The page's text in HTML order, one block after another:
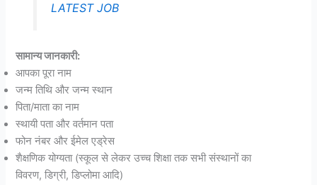
LATEST JOB
सामान्य जानकारी:
आपका पूरा नाम
जन्म तिथि और जन्म स्थान
पिता/माता का नाम
स्थायी पता और वर्तमान पता
फोन नंबर और ईमेल एड्रेस
शैक्षणिक योग्यता (स्कूल से लेकर उच्च शिक्षा तक सभी संस्थानों का
विवरण, डिग्री, डिप्लोमा आदि)